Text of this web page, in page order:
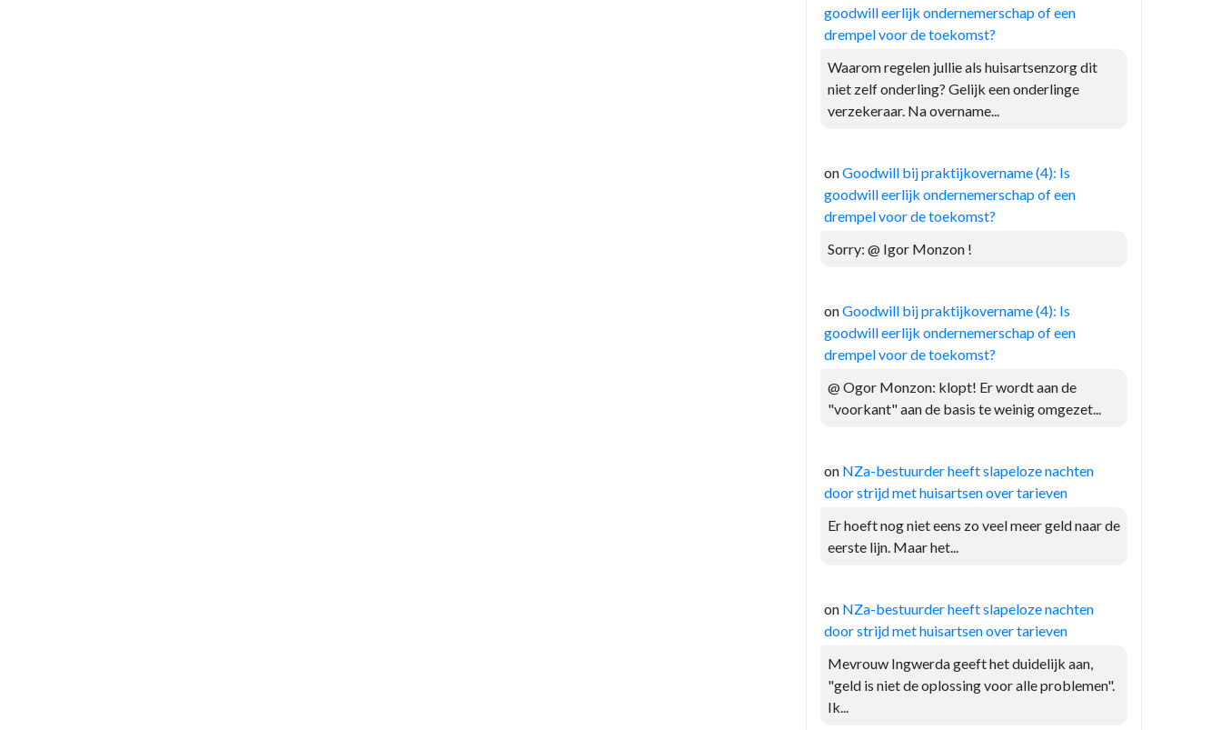
goodwill eerlijk ondernemerschap of een
drempel voor de toekomst?
Waarom regelen jullie als huisartsenzorg dit
niet zelf onderling? Gelijk een onderlinge
verzekeraar. Na overname...
onGoodwill bij praktijkovername (4): Is
goodwill eerlijk ondernemerschap of een
drempel voor de toekomst?
Sorry: @ Igor Monzon !
onGoodwill bij praktijkovername (4): Is
goodwill eerlijk ondernemerschap of een
drempel voor de toekomst?
@ Ogor Monzon: klopt! Er wordt aan de
"voorkant" aan de basis te weinig omgezet...
on NZa-bestuurder heeft slapeloze nachten
door strijd met huisartsen over tarieven
Er hoeft nog niet eens zo veel meer geld naar de
eerste lijn. Maar het...
on NZa-bestuurder heeft slapeloze nachten
door strijd met huisartsen over tarieven
Mevrouw Ingwerda geeft het duidelijk aan,
"geld is niet de oplossing voor alle problemen".
Ik...